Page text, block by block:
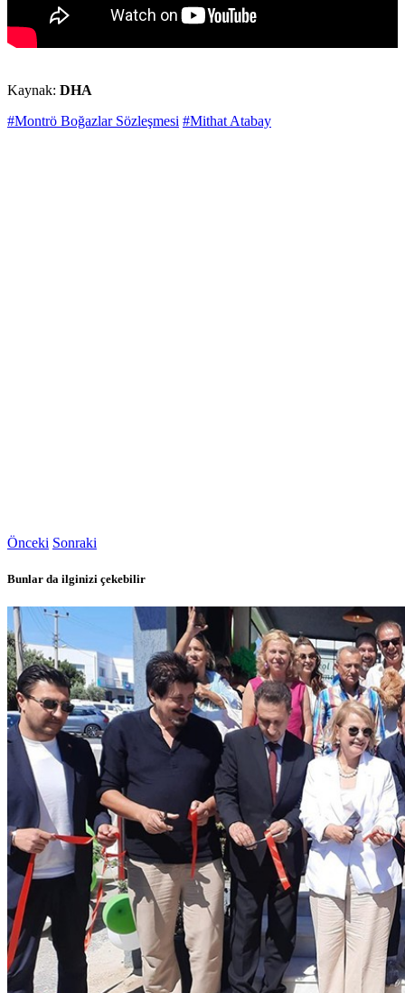
Kaynak: DHA
#Montrö Boğazlar Sözleşmesi #Mithat Atabay
Önceki Sonraki
Bunlar da ilginizi çekebilir